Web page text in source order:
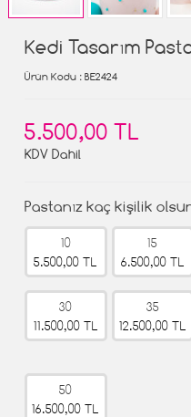
Kedi Tasarım
Ürün Kodu : BE2424
5.500,00 TL
KDV Dahil
Pastanız kaç kişilik
10
5.500,00 TL
15
6.500,00 TL
30
11.500,00 TL
35
12.500,00 TL
50
16.500,00 TL